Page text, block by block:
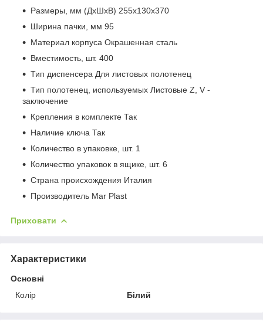
Размеры, мм (ДхШхВ) 255х130х370
Ширина пачки, мм 95
Материал корпуса Окрашенная сталь
Вместимость, шт. 400
Тип диспенсера Для листовых полотенец
Тип полотенец, используемых Листовые Z, V -
заключение
Крепления в комплекте Так
Наличие ключа Так
Количество в упаковке, шт. 1
Количество упаковок в ящике, шт. 6
Страна происхождения Италия
Производитель Mar Plast
Приховати
Характеристики
Основні
Колір
Білий